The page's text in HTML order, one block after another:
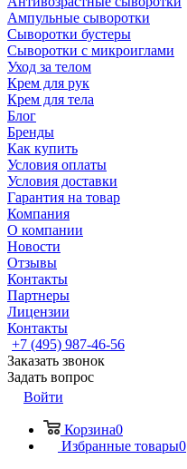
Ампульные сыворотки
Сыворотки бустеры
Сыворотки с микроиглами
Уход за телом
Крем для рук
Крем для тела
Блог
Бренды
Как купить
Условия оплаты
Условия доставки
Гарантия на товар
Компания
О компании
Новости
Отзывы
Контакты
Партнеры
Лицензии
Контакты
+7 (495) 987-46-56
Заказать звонок
Задать вопрос
Войти
Корзина0
Избранные товары0